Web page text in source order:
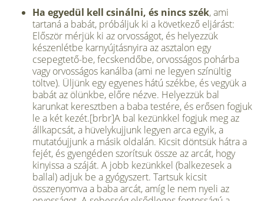
Ha egyedül kell csinálni, és nincs szék, ami
tartaná a babát, próbáljuk ki a kö­vetkező eljárást:
Először mérjük ki az or­vosságot, és helyezzük
készenlétbe kar­nyújtásnyira az asztalon egy
csepegtető-be, fecskendőbe, orvosságos pohárba
vagy orvosságos kanálba (ami ne legyen színültig
töltve). Üljünk egy egyenes há­tú székbe, és vegyük a
babát az ölünkbe, előre nézve. Helyezzük bal
karunkat ke­resztben a baba testére, és erősen fogjuk
le a két kezét.[brbr]A bal kezünkkel fogjuk meg az
állkapcsát, a hüvelykujjunk legyen arca egyik, a
mutatóujjunk a másik ol­dalán. Kicsit döntsük hátra a
fejét, és gyengéden szorítsuk össze az arcát, hogy
kinyissa a száját. A jobb kezünkkel (bal­kezesek a
ballal) adjuk be a gyógyszert. Tartsuk kicsit
összenyomva a baba arcát, amíg le nem nyeli az